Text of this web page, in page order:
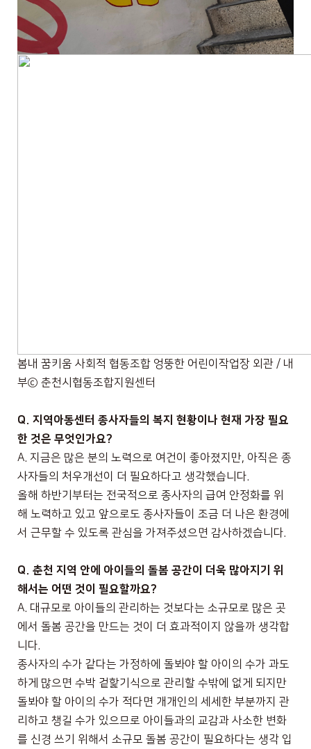
봄내 꿈키움 사회적 협동조합 엉뚱한 어린이작업장 외관 / 내
부ⓒ 춘천시협동조합지원센터
Q. 지역아동센터 종사자들의 복지 현황이나 현재 가장 필요
한 것은 무엇인가요?
A. 지금은 많은 분의 노력으로 여건이 좋아졌지만, 아직은 종
사자들의 처우개선이 더 필요하다고 생각했습니다.
올해 하반기부터는 전국적으로 종사자의 급여 안정화를 위
해 노력하고 있고 앞으로도 종사자들이 조금 더 나은 환경에
서 근무할 수 있도록 관심을 가져주셨으면 감사하겠습니다.
Q. 춘천 지역 안에 아이들의 돌봄 공간이 더욱 많아지기 위
해서는 어떤 것이 필요할까요?
A. 대규모로 아이들의 관리하는 것보다는 소규모로 많은 곳
에서 돌봄 공간을 만드는 것이 더 효과적이지 않을까 생각합
니다.
종사자의 수가 같다는 가정하에 돌봐야 할 아이의 수가 과도
하게 많으면 수박 겉핥기식으로 관리할 수밖에 없게 되지만
돌봐야 할 아이의 수가 적다면 개개인의 세세한 부분까지 관
리하고 챙길 수가 있으므로 아이들과의 교감과 사소한 변화
를 신경 쓰기 위해서 소규모 돌봄 공간이 필요하다는 생각 입